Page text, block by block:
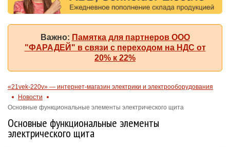
Важно: Памятка для партнеров ООО
"ФАРАДЕЙ" в связи с переходом на НДС от
20% к 22%
«21vek-220v» — интернет-магазин электрики и электрооборудования
Новости
Основные функциональные элементы электрического щита
Основные функциональные элементы
электрического щита